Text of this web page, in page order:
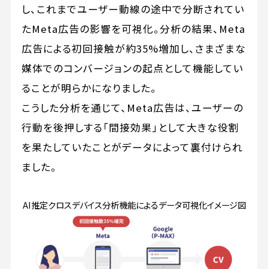
し、これまでユーザー動線の途中で分断されてい
たMeta広告の影響を可視化。分析の結果、Meta
広告による初回接触が約35%増加し、さまざまな
媒体でのコンバージョンの起点として機能してい
ることが明らかになりました。
こうした分析を通じて、Meta広告は、ユーザーの
行動を後押しする「間接効果」として大きな役割
を果たしていたことがデータによって裏付けられ
ました。
AI推定クロスデバイス分析機能によるデータ可視化イメージ図